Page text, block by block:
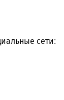
сети: